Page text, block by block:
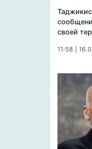
своей
11:58 |